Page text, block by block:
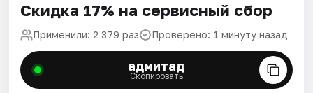
Скидка 17% на сервисный сбор
Применили: 2 379 раз Проверено: 1 минуту назад
адмитад
Скопировать